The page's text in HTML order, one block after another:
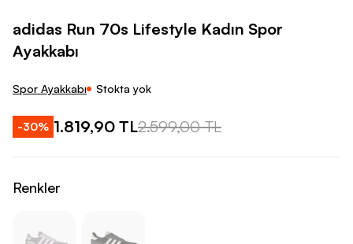
adidas Run 70s Lifestyle Kadın Spor
Ayakkabı
Spor Ayakkabı Stokta yok
-30% 1.819,90 TL2.599,00 TL
Renkler